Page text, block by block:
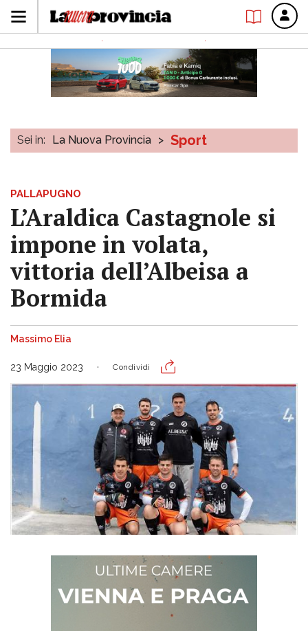
Sei in: La Nuova Provincia > Sport
PALLAPUGNO
L’Araldica Castagnole si
impone in volata,
vittoria dell’Albeisa a
Bormida
Massimo Elia
23 Maggio 2023 Condividi